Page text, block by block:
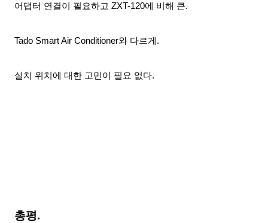
어댑터 연결이 필요하고 ZXT-120에 비해 큰.
Tado Smart Air Conditioner와 다르게.
설치 위치에 대한 고민이 필요 없다.
총평.